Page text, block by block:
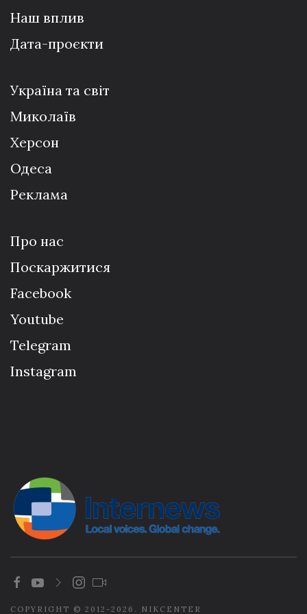
Наш вплив
Дата-проєкти
Україна та світ
Миколаїв
Херсон
Одеса
Реклама
Про нас
Поскаржитися
Facebook
Youtube
Telegram
Instagram
COPYRIGHT © 2012-2026. NIKCENTER